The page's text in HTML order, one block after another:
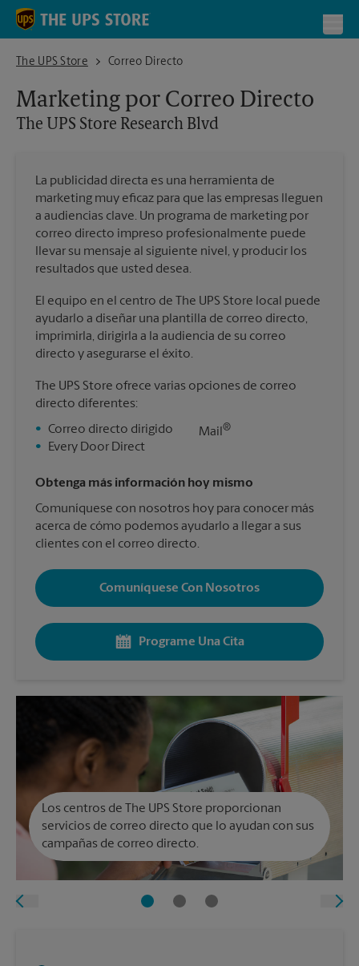
Skip to content
Return to Nav
The UPS Store
The UPS Store Research Blvd
Correo Directo
Marketing por Correo Directo
The UPS Store Research Blvd
La publicidad directa es una herramienta de
marketing muy eficaz para que las empresas lleguen
a audiencias clave. Un programa de marketing por
correo directo impreso profesionalmente puede
llevar su mensaje al siguiente nivel, y producir los
resultados que usted desea.
El equipo en el centro de The UPS Store local puede
ayudarlo a diseñar una plantilla de correo directo,
imprimirla, dirigirla a la audiencia de su correo
directo y asegurarse el éxito.
The UPS Store ofrece varias opciones de correo
directo diferentes:
• Correo directo dirigido
•
Every Door Direct
Mail ®
Obtenga más información hoy mismo
Comuníquese con nosotros hoy para conocer más
acerca de cómo podemos ayudarlo a llegar a sus
clientes con el correo directo.
Comuníquese Con Nosotros
Programe Una Cita
Los centros de The UPS Store proporcionan
servicios de correo directo que lo ayudan con sus
campañas de correo directo.